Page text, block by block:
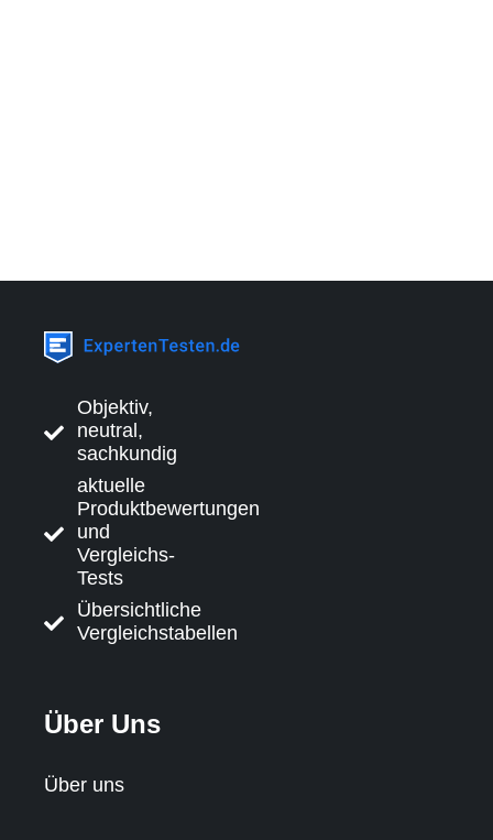
Objektiv,
neutral,
sachkundig
aktuelle
Produktbewertungen
und
Vergleichs-
Tests
Übersichtliche
Vergleichstabellen
Über Uns
Über uns